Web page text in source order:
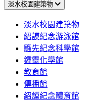
淡水校園建築物
淡水校園建築物
紹謨紀念游泳館
騮先紀念科學館
鍾靈化學館
教育館
傳播館
紹謨紀念體育館